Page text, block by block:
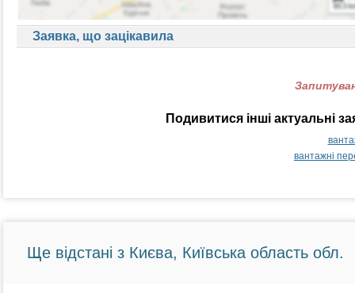
Заявка, що зацікавила
Подивитися інші актуальні
вантажні
Ще відстані з Києва, Київська область обл.